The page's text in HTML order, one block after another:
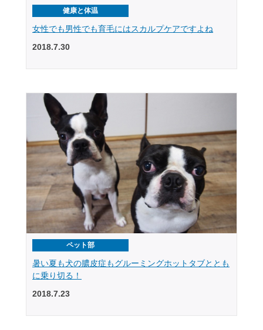
健康と体温
女性でも男性でも育毛にはスカルプケアですよね
2018.7.30
ペット部
暑い夏も犬の膿皮症もグルーミングホットタブととも
に乗り切る！
2018.7.23